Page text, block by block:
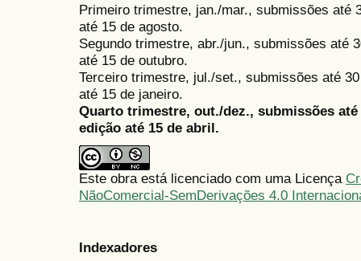
Primeiro trimestre, jan./mar., submissões até
até 15 de agosto.
Segundo trimestre, abr./jun., submissões até
até 15 de outubro.
Terceiro trimestre, jul./set., submissões até
até 15 de janeiro.
Quarto trimestre, out./dez., submissões
edição até 15 de abril.
Este obra está licenciado com uma Licença
NãoComercial-SemDerivações 4.0
Indexadores